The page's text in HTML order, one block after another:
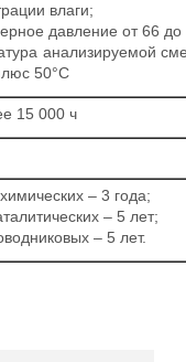
влаги;
давление от 66 до
анализируемой
50°С
15 000 ч
– 3 года;
– 5 лет;
– 5 лет.